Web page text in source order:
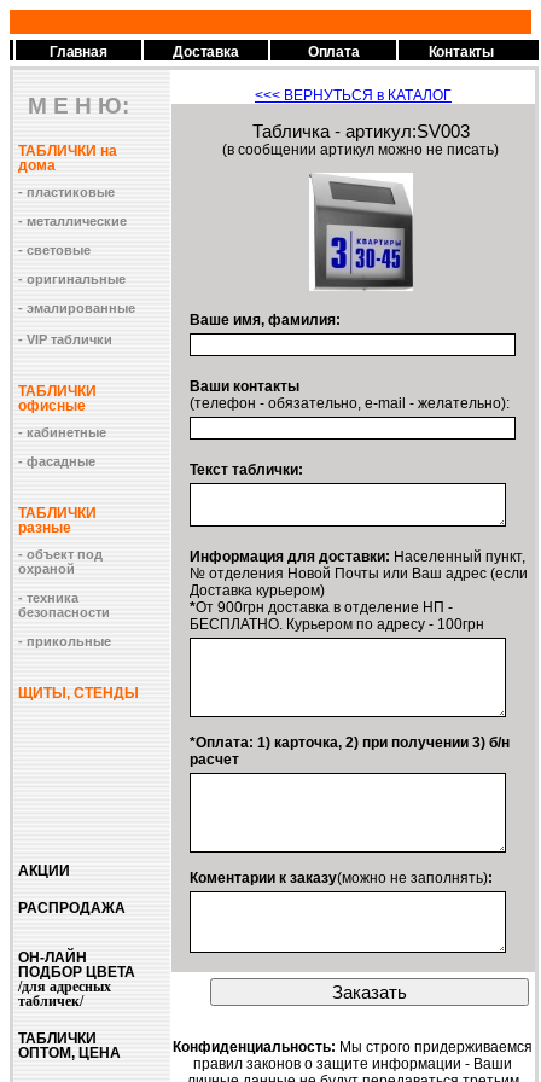
Главная Доставка Оплата Контакты
М Е Н Ю:
ТАБЛИЧКИ на
дома
- пластиковые
- металлические
- световые
- оригинальные
- эмалированные
- VIP таблички
ТАБЛИЧКИ
офисные
- кабинетные
- фасадные
ТАБЛИЧКИ
разные
- объект под
охраной
- техника
безопасности
- прикольные
ЩИТЫ, СТЕНДЫ
АКЦИИ
РАСПРОДАЖА
ОН-ЛАЙН
ПОДБОР ЦВЕТА
/для адресных
табличек/
ТАБЛИЧКИ
ОПТОМ, ЦЕНА
<<< ВЕРНУТЬСЯ в КАТАЛОГ
Табличка - артикул:SV003
(в сообщении артикул можно не писать)
Ваше имя, фамилия:
Ваши контакты
(телефон - обязательно, e-mail - желательно):
Текст таблички:
Информация для доставки: Населенный пункт,
№ отделения Новой Почты или Ваш адрес (если
Доставка курьером)
*От 900грн доставка в отделение НП -
БЕСПЛАТНО. Курьером по адресу - 100грн
*Оплата: 1) карточка, 2) при получении 3) б/н
расчет
Коментарии к заказу(можно не заполнять):
Конфиденциальность: Мы строго придерживаемся
правил законов о защите информации - Ваши